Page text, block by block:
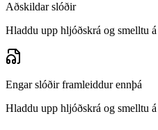
Aðskildar slóðir
Hladdu upp hljóðskrá og smelltu
Engar slóðir framleiddur ennþá
Hladdu upp hljóðskrá og smelltu